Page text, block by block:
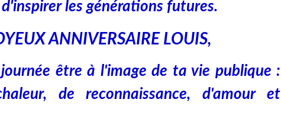
les générations futures.
ANNIVERSAIRE LOUIS,
être à l'image de ta vie publique :
de reconnaissance, d'amour et